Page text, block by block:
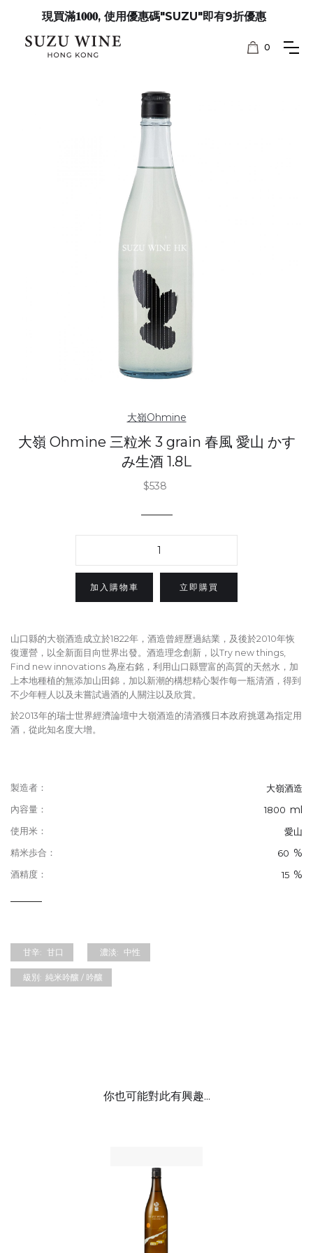
現買滿𝟏𝟎𝟎𝟎, 使用優惠碼"SUZU"即有9折優惠
0
大嶺Ohmine
大嶺 Ohmine 三粒米 3 grain 春風 愛山 かす
み生酒 1.8L
$538
立即購買
山口縣的大嶺酒造成立於1822年，酒造曾經歷過結業，及後於2010年恢
復運營，以全新面目向世界出發。酒造理念創新，以Try new things,
Find new innovations 為座右銘，利用山口縣豐富的高質的天然水，加
上本地種植的無添加山田錦，加以新潮的構想精心製作每一瓶清酒，得到
不少年輕人以及未嘗試過酒的人關注以及欣賞。
於2013年的瑞士世界經濟論壇中大嶺酒造的清酒獲日本政府挑選為指定用
酒，從此知名度大增。
製造者： 大嶺酒造
內容量： 1800 ml
使用米： 愛山
精米歩合： 60 %
酒精度： 15 %
甘辛: 甘口 濃淡: 中性
級別: 純米吟釀 / 吟釀
你也可能對此有興趣...